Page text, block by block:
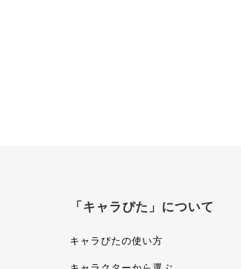
「キャラぴた」について
キャラぴたの使い方